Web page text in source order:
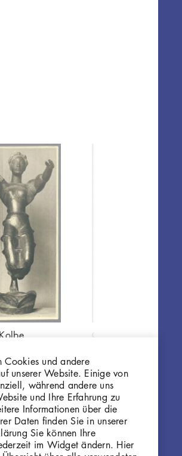
Georg Kolbe
GKFo-0200_006
Cookies und andere
unserer Website. Einige von
während andere uns
und Ihre Erfahrung zu
Informationen über die
Daten finden Sie in unserer
Sie können Ihre
im Widget ändern. Hier